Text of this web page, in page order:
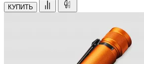
КУПИТЬ